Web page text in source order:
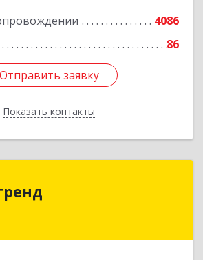
4086
86
Отправить заявку
Показать контакты
Отправить заявку
Назад
г, Семёновский пер, дом № 15,